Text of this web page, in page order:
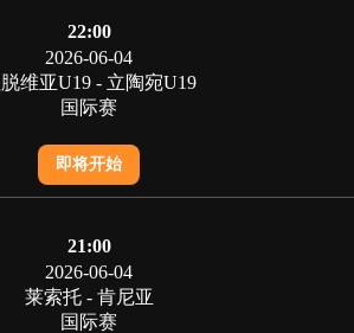
22:00
2026-06-04
维亚U19 - 立陶宛U19
国际赛
即将开始
21:00
2026-06-04
莱索托 - 肯尼亚
国际赛